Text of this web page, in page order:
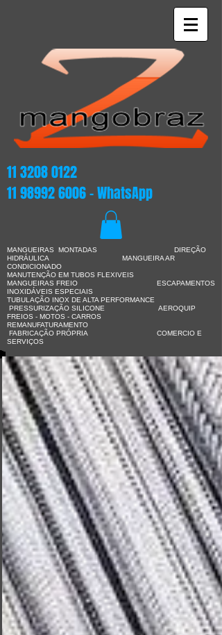
11 3208 0122
11 98992 6006- WhatsApp
MANGUEIRAS MONTADAS DIREÇÃO
HIDRÁULICA MANGUEIRA AR
CONDICIONADO
MANUTENÇÃO EM TUBOS FLEXIVEIS
MANGUEIRAS FREIO ESCAPAMENTOS
INOXIDÁVEIS ESPECIAIS
TUBULAÇÃO INOX DE ALTA PERFORMANCE
PRESSURIZAÇÃO SILICONE AEROQUIP
FREIOS - MOTOS - CARROS
REMANUFATURAMENTO
FABRICAÇÃO PRÓPRIA COMERCIO E
SERVIÇOS